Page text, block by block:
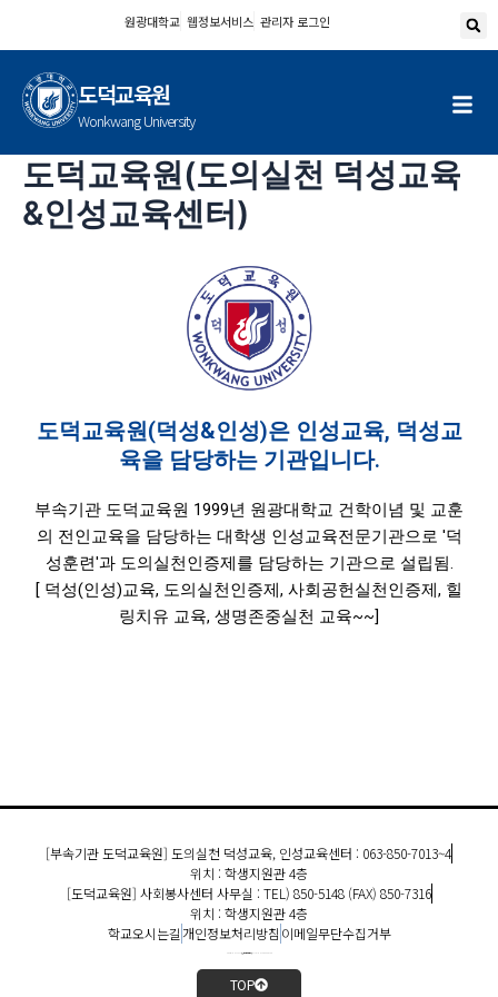
원광대학교 웹정보서비스 관리자 로그인
도덕교육원
Wonkwang University
도덕교육원(도의실천 덕성교육
&인성교육센터)
도덕교육원(덕성&인성)은 인성교육, 덕성교
육을 담당하는 기관입니다.
부속기관 도덕교육원 1999년 원광대학교 건학이념 및 교훈
의 전인교육을 담당하는 대학생 인성교육전문기관으로 '덕
성훈련'과 도의실천인증제를 담당하는 기관으로 설립됨.
[ 덕성(인성)교육, 도의실천인증제, 사회공헌실천인증제, 힐
링치유 교육, 생명존중실천 교육~~]
TOP
[부속기관 도덕교육원] 도의실천 덕성교육, 인성교육센터 : 063-850-7013~4
위치 : 학생지원관 4층
[도덕교육원] 사회봉사센터 사무실 : TEL) 850-5148 (FAX) 850-7316
위치 : 학생지원관 4층
학교오시는길개인정보처리방침 이메일무단수집거부